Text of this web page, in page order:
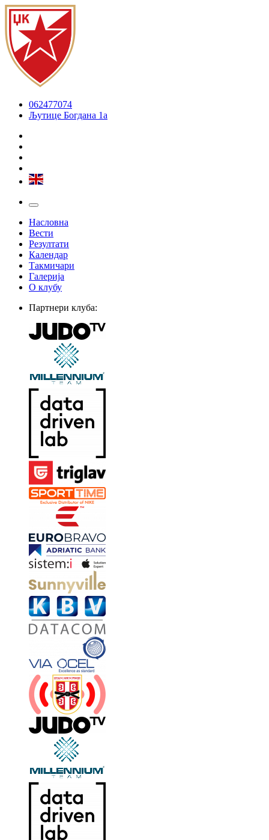
062477074
Љутице Богдана 1а
Насловна
Вести
Резултати
Календар
Такмичари
Галерија
О клубу
Партнери клуба: